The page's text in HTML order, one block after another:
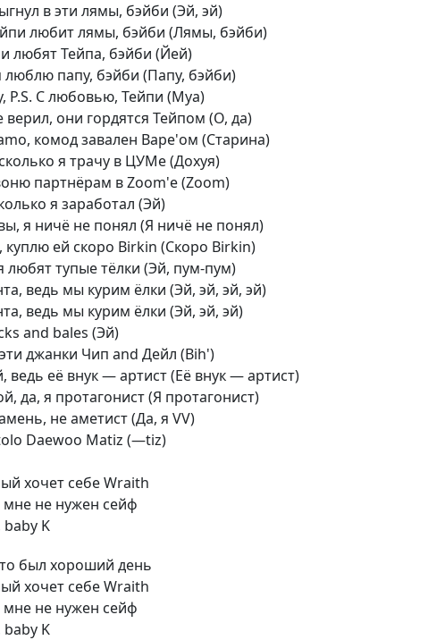
в эти лямы, бэйби (Эй, эй)
любит лямы, бэйби (Лямы, бэйби)
любят Тейпа, бэйби (Йей)
папу, бэйби (Папу, бэйби)
P.S. С любовью, Тейпи (Муа)
они гордятся Тейпом (О, да)
комод завален Bape'ом (Старина)
я трачу в ЦУМе (Дохуя)
партнёрам в Zoom'е (Zoom)
я заработал (Эй)
я ничё не понял (Я ничё не понял)
ей скоро Birkin (Скоро Birkin)
любят тупые тёлки (Эй, пум-пум)
ведь мы курим ёлки (Эй, эй, эй, эй)
ведь мы курим ёлки (Эй, эй, эй)
and bales (Эй)
джанки Чип and Дейл (Bih')
ведь её внук — артист (Её внук — артист)
да, я протагонист (Я протагонист)
не аметист (Да, я VV)
Daewoo Matiz (—tiz)
хочет себе Wraith
не нужен сейф
K
был хороший день
хочет себе Wraith
не нужен сейф
K